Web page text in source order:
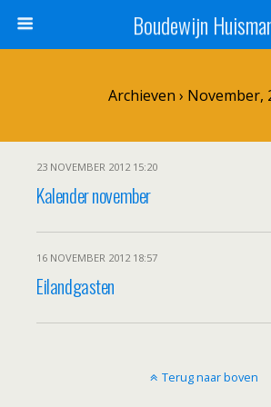
Boudewijn
Archieven › November,
23 NOVEMBER 2012 15:20
Kalender november
16 NOVEMBER 2012 18:57
Eilandgasten
Terug naar boven